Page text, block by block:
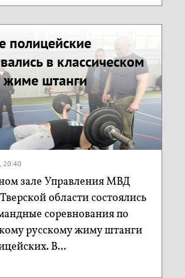
полицейские
в классическом
жиме штанги
20:40
зале Управления МВД
области состоялись
соревнования по
русскому жиму штанги
В...